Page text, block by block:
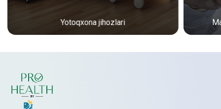
Yotoqxona jihozlari